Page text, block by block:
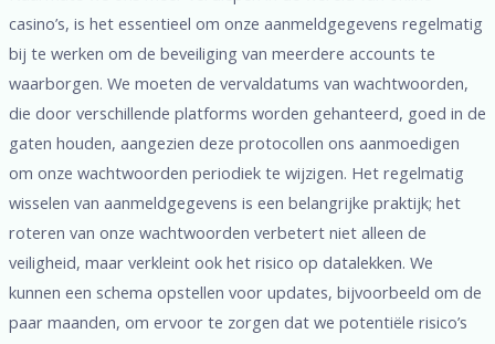
casino’s, is het essentieel om onze aanmeldgegevens regelmatig
bij te werken om de beveiliging van meerdere accounts te
waarborgen. We moeten de vervaldatums van wachtwoorden,
die door verschillende platforms worden gehanteerd, goed in de
gaten houden, aangezien deze protocollen ons aanmoedigen
om onze wachtwoorden periodiek te wijzigen. Het regelmatig
wisselen van aanmeldgegevens is een belangrijke praktijk; het
roteren van onze wachtwoorden verbetert niet alleen de
veiligheid, maar verkleint ook het risico op datalekken. We
kunnen een schema opstellen voor updates, bijvoorbeeld om de
paar maanden, om ervoor te zorgen dat we potentiële risico’s